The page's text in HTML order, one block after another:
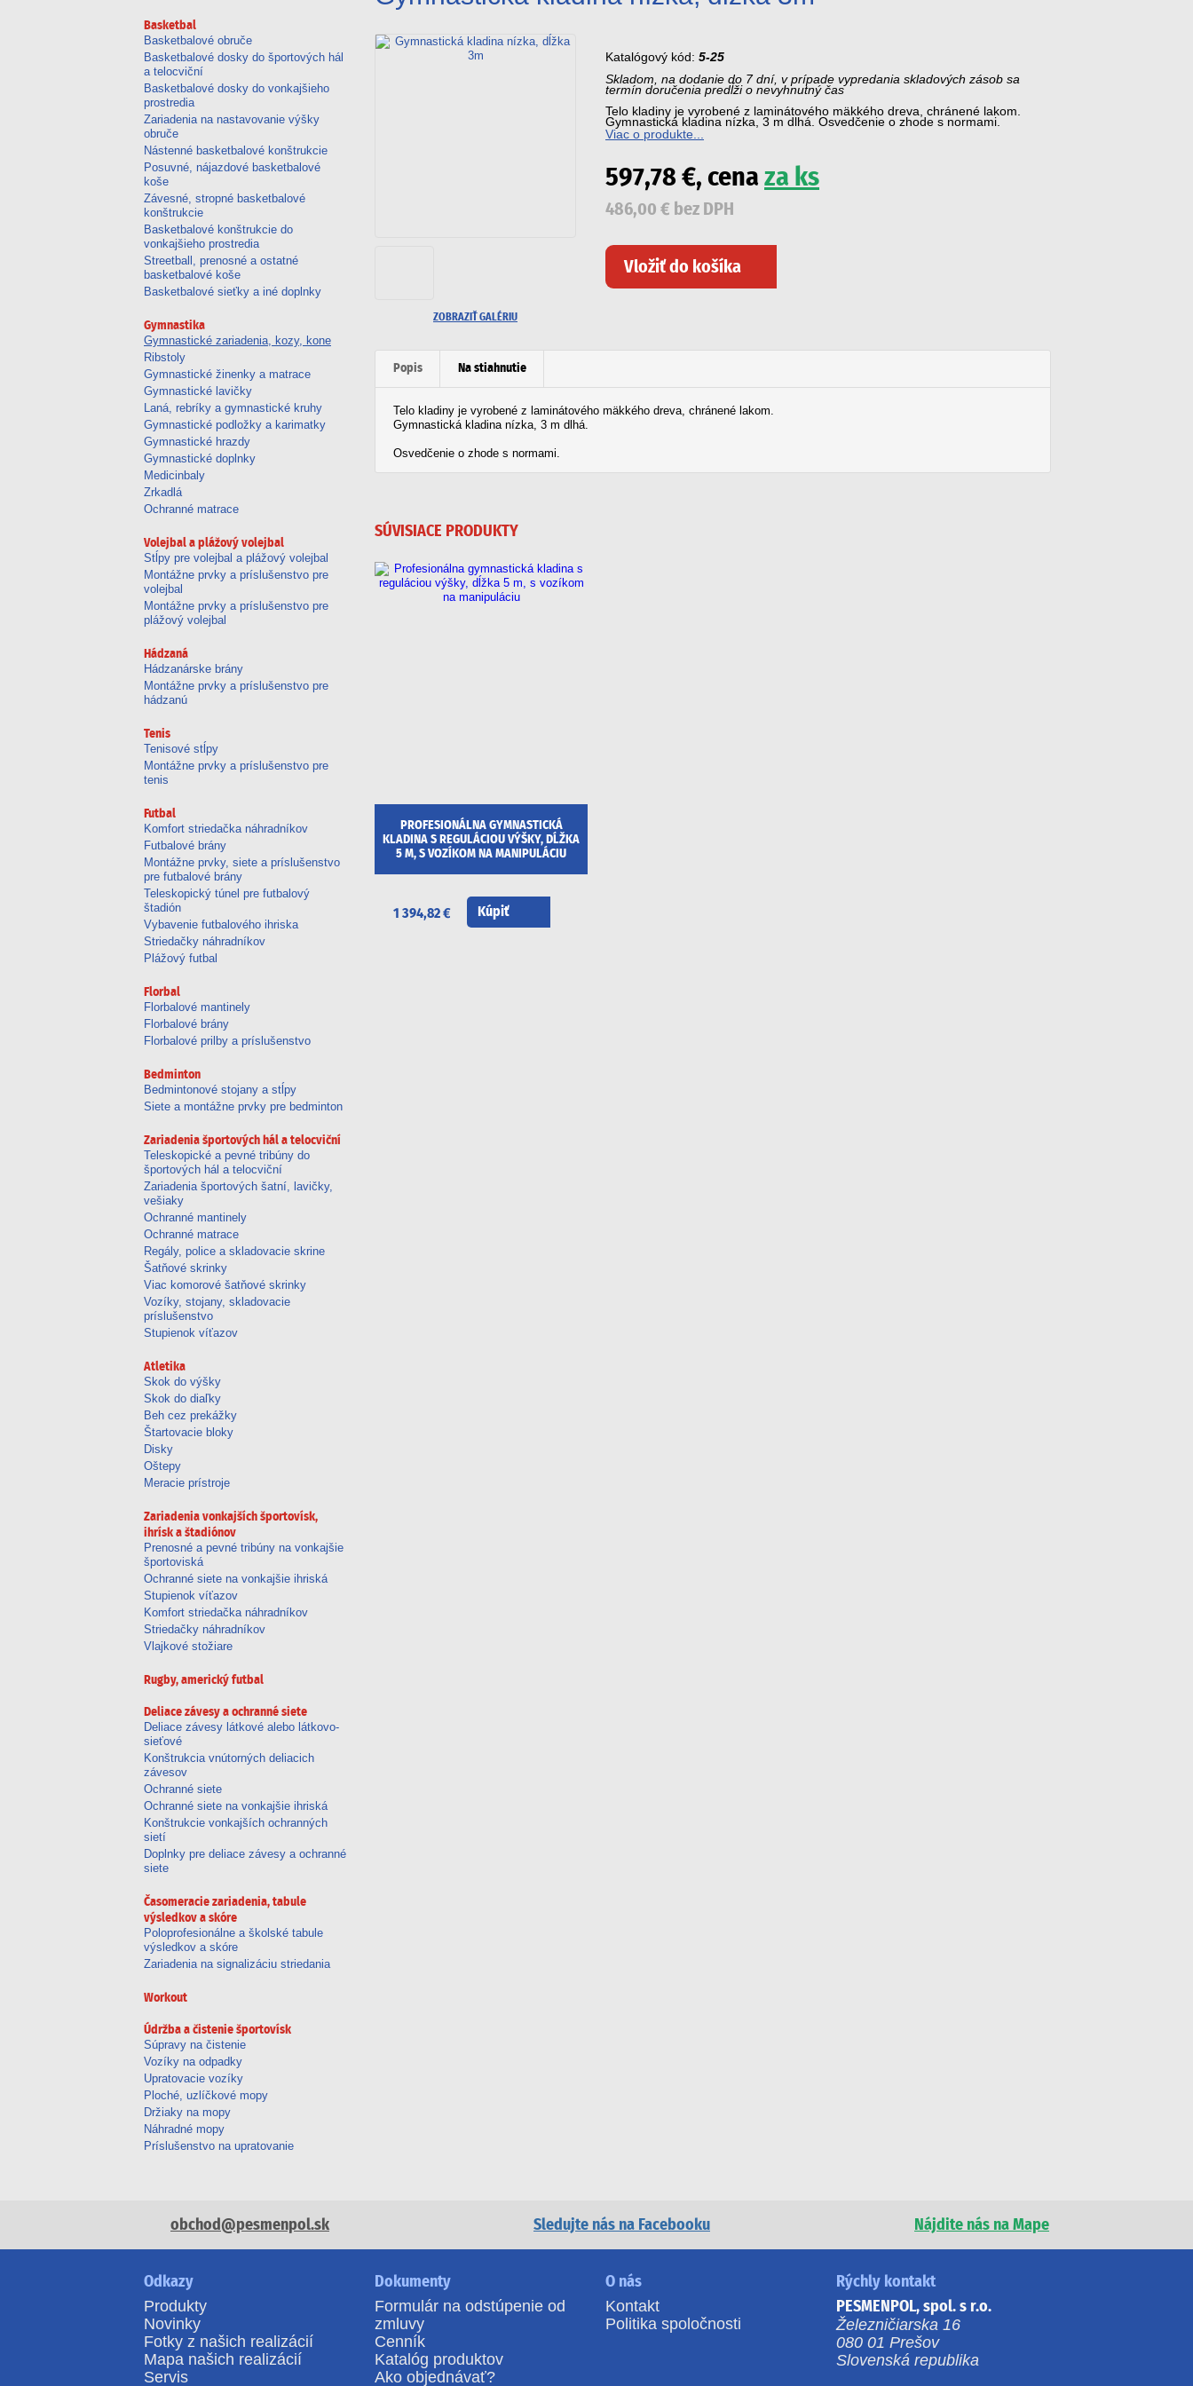
Basketbal
Basketbalové obruče
Basketbalové dosky do športových hál
a telocviční
Basketbalové dosky do vonkajšieho
prostredia
Zariadenia na nastavovanie výšky
obruče
Nástenné basketbalové konštrukcie
Posuvné, nájazdové basketbalové
koše
Závesné, stropné basketbalové
konštrukcie
Basketbalové konštrukcie do
vonkajšieho prostredia
Streetball, prenosné a ostatné
basketbalové koše
Basketbalové sieťky a iné doplnky
Gymnastika
Gymnastické zariadenia, kozy, kone
Ribstoly
Gymnastické žinenky a matrace
Gymnastické lavičky
Laná, rebríky a gymnastické kruhy
Gymnastické podložky a karimatky
Gymnastické hrazdy
Gymnastické doplnky
Medicinbaly
Zrkadlá
Ochranné matrace
Volejbal a plážový volejbal
Stĺpy pre volejbal a plážový volejbal
Montážne prvky a príslušenstvo pre
volejbal
Montážne prvky a príslušenstvo pre
plážový volejbal
Hádzaná
Hádzanárske brány
Montážne prvky a príslušenstvo pre
hádzanú
Tenis
Tenisové stĺpy
Montážne prvky a príslušenstvo pre
tenis
Futbal
Komfort striedačka náhradníkov
Futbalové brány
Montážne prvky, siete a príslušenstvo
pre futbalové brány
Teleskopický túnel pre futbalový
štadión
Vybavenie futbalového ihriska
Striedačky náhradníkov
Plážový futbal
Florbal
Florbalové mantinely
Florbalové brány
Florbalové prilby a príslušenstvo
Bedminton
Bedmintonové stojany a stĺpy
Siete a montážne prvky pre bedminton
Zariadenia športových hál a telocviční
Teleskopické a pevné tribúny do
športových hál a telocviční
Zariadenia športových šatní, lavičky,
vešiaky
Ochranné mantinely
Ochranné matrace
Regály, police a skladovacie skrine
Šatňové skrinky
Viac komorové šatňové skrinky
Vozíky, stojany, skladovacie
príslušenstvo
Stupienok víťazov
Atletika
Skok do výšky
Skok do diaľky
Beh cez prekážky
Štartovacie bloky
Disky
Oštepy
Meracie prístroje
Zariadenia vonkajších športovísk,
ihrísk a štadiónov
Prenosné a pevné tribúny na vonkajšie
športoviská
Ochranné siete na vonkajšie ihriská
Stupienok víťazov
Komfort striedačka náhradníkov
Striedačky náhradníkov
Vlajkové stožiare
Rugby, americký futbal
Deliace závesy a ochranné siete
Deliace závesy látkové alebo látkovo-
sieťové
Konštrukcia vnútorných deliacich
závesov
Ochranné siete
Ochranné siete na vonkajšie ihriská
Konštrukcie vonkajších ochranných
sietí
Doplnky pre deliace závesy a ochranné
siete
Časomeracie zariadenia, tabule
výsledkov a skóre
Poloprofesionálne a školské tabule
výsledkov a skóre
Zariadenia na signalizáciu striedania
Workout
Údržba a čistenie športovísk
Súpravy na čistenie
Vozíky na odpadky
Upratovacie vozíky
Ploché, uzlíčkové mopy
Držiaky na mopy
Náhradné mopy
Príslušenstvo na upratovanie
ZOBRAZIŤ GALÉRIU
Katalógový kód: 5-25
Skladom, na dodanie do 7 dní, v prípade vypredania skladových zásob sa
termín doručenia predĺži o nevyhnutný čas
Telo kladiny je vyrobené z laminátového mäkkého dreva, chránené lakom.
Gymnastická kladina nízka, 3 m dlhá. Osvedčenie o zhode s normami.
Viac o produkte...
597,78 €, cena za ks
486,00 € bez DPH
Popis Na stiahnutie
Telo kladiny je vyrobené z laminátového mäkkého dreva, chránené lakom.
Gymnastická kladina nízka, 3 m dlhá.
Osvedčenie o zhode s normami.
SÚVISIACE PRODUKTY
PROFESIONÁLNA GYMNASTICKÁ
KLADINA S REGULÁCIOU VÝŠKY, DĹŽKA
5 M, S VOZÍKOM NA MANIPULÁCIU
1 394,82 € Kúpiť
obchod@pesmenpol.sk Sledujte nás na Facebooku Nájdite nás na Mape
Odkazy
Produkty
Novinky
Fotky z našich realizácií
Mapa našich realizácií
Servis
Dokumenty
Formulár na odstúpenie od
zmluvy
Cenník
Katalóg produktov
Ako objednávať?
O nás
Kontakt
Politika spoločnosti
Rýchly kontakt
PESMENPOL, spol. s r.o.
Železničiarska 16
080 01 Prešov
Slovenská republika